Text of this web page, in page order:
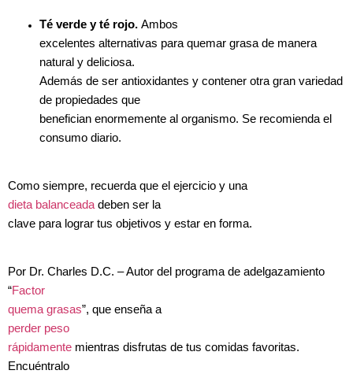
Té verde y té rojo. Ambos
excelentes alternativas para quemar grasa de manera
natural y deliciosa.
Además de ser antioxidantes y contener otra gran variedad
de propiedades que
benefician enormemente al organismo. Se recomienda el
consumo diario.
Como siempre, recuerda que el ejercicio y una
dieta balanceada deben ser la
clave para lograr tus objetivos y estar en forma.
Por Dr. Charles D.C. – Autor del programa de adelgazamiento
“Factor
quema grasas”, que enseña a
perder peso
rápidamente mientras disfrutas de tus comidas favoritas.
Encuéntralo